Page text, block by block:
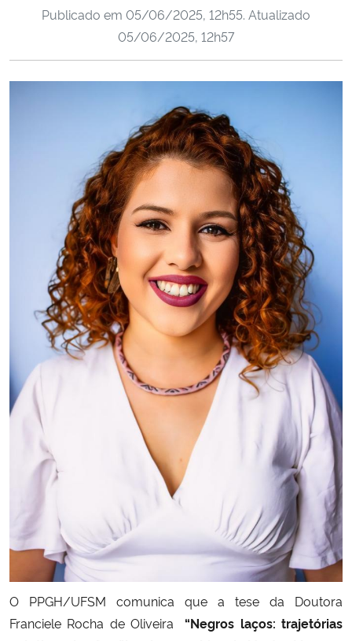
Ministério da Cidadania
Ministério da Ciência, Tecnologia, Inovações e Comunicações
Ministério do Meio Ambiente
Ministério do Turismo
Ministério do Desenvolvimento Regional
Controladoria-Geral da União
Ministério da Mulher, da Família e dos Direitos Humanos
Secretaria-Geral
Secretaria de Governo
Gabinete de Segurança Institucional
Banco Central do Brasil
Planalto
Publicado em 05/06/2025, 12h55. Atualizado
05/06/2025, 12h57
O PPGH/UFSM comunica que a tese da Doutora
Franciele Rocha de Oliveira
“Negros laços: trajetórias